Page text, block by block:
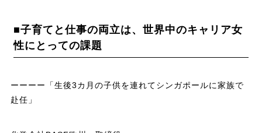
■子育てと仕事の両立は、世界中のキャリア女
性にとっての課題
ーーーー「生後3カ月の子供を連れてシンガポールに家族で
赴任」